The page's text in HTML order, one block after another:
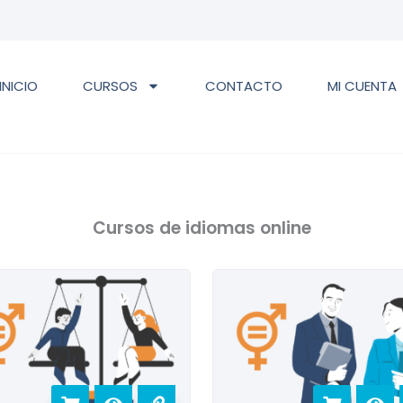
INICIO CURSOS CONTACTO MI CUENTA
Cursos de idiomas online